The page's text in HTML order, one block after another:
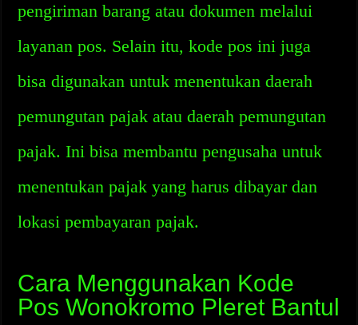
pengiriman barang atau dokumen melalui
layanan pos. Selain itu, kode pos ini juga
bisa digunakan untuk menentukan daerah
pemungutan pajak atau daerah pemungutan
pajak. Ini bisa membantu pengusaha untuk
menentukan pajak yang harus dibayar dan
lokasi pembayaran pajak.
Cara Menggunakan Kode
Pos Wonokromo Pleret Bantul